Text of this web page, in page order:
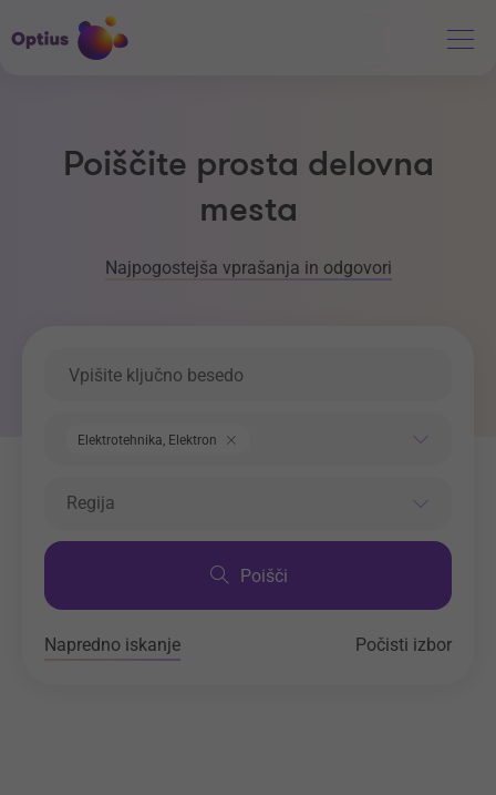
Poiščite prosta delovna
mesta
Najpogostejša vprašanja in odgovori
Elektrotehnika, Elektronika, Telekomunikacije
Regija
Poišči
Napredno iskanje Počisti izbor